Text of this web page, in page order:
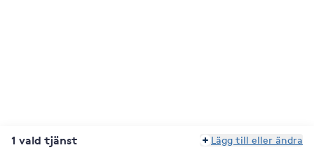
1 vald tjänst Lägg till eller ändra